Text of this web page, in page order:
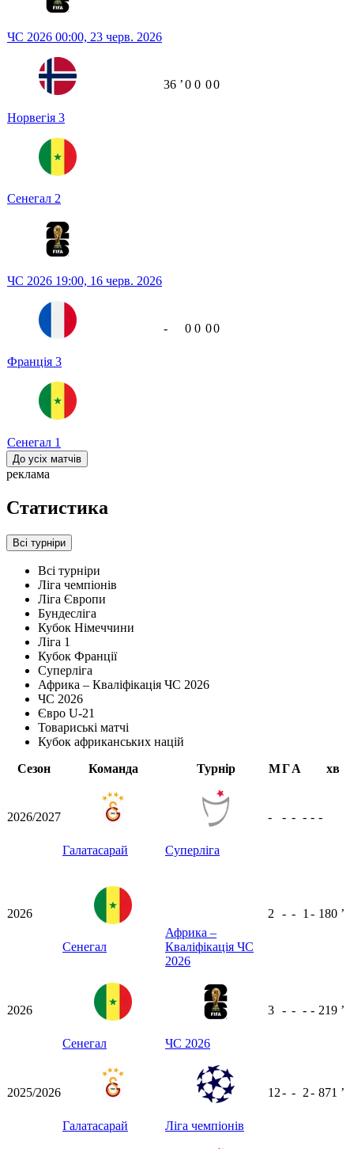
ЧС 2026 00:00, 23 черв. 2026
Норвегія 3
Сенегал 2
36 ʼ0 0 00
ЧС 2026 19:00, 16 черв. 2026
Франція 3
Сенегал 1
- 0 0 00
До усіх матчів
реклама
Статистика
Всі турніри
Всі турніри
Ліга чемпіонів
Ліга Європи
Бундесліга
Кубок Німеччини
Ліга 1
Кубок Франції
Суперліга
Африка – Кваліфікація ЧС 2026
ЧС 2026
Євро U-21
Товариські матчі
Кубок африканських націй
Сезон
Команда Турнір МГА хв
2026/2027
Галатасарай Суперліга
- - - - - -
2026
Сенегал
Африка –
Кваліфікація ЧС
2026
2 - - 1 - 180 ʼ
2026
Сенегал ЧС 2026
3 - - - - 219 ʼ
2025/2026
Галатасарай Ліга чемпіонів
12- - 2- 871 ʼ